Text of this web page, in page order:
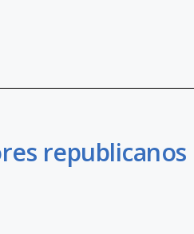
republicanos